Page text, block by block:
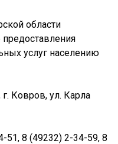
области
услуг населению
Ковров, ул. Карла
51, 8 (49232) 2-34-59, 8